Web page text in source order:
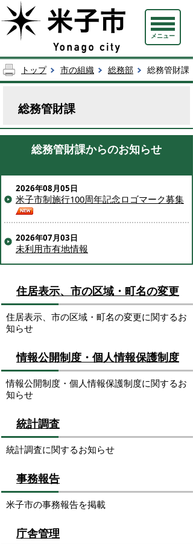
メニュー
トップ 市の組織 総務部 総務管財課
総務管財課
総務管財課からのお知らせ
2026年08月05日
米子市制施行100周年記念ロゴマーク募集
2026年07月03日
未利用市有地情報
住居表示、市の区域・町名の変更
住居表示、市の区域・町名の変更に関するお
知らせ
情報公開制度・個人情報保護制度
情報公開制度・個人情報保護制度に関するお
知らせ
統計調査
統計調査に関するお知らせ
事務報告
米子市の事務報告を掲載
庁舎管理